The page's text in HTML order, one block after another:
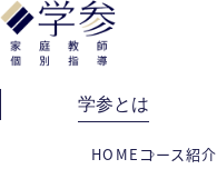
学参とは
HOME コース紹介